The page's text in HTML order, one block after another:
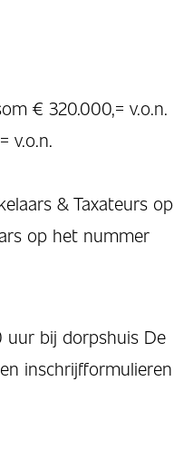
€ 320.000,= v.o.n.
v.o.n.
& Taxateurs op
op het nummer
uur bij dorpshuis De
inschrijfformulieren